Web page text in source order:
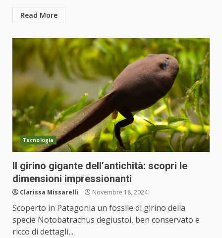
Read More
Tecnologia
Il girino gigante dell’antichità: scopri le
dimensioni impressionanti
Clarissa Missarelli Novembre 18, 2024
Scoperto in Patagonia un fossile di girino della
specie Notobatrachus degiustoi, ben conservato e
ricco di dettagli,...